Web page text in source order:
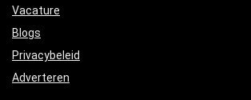
Vacature
Blogs
Privacybeleid
Adverteren